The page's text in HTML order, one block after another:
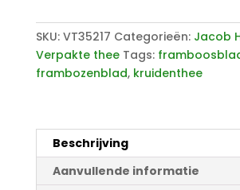
SKU: VT35217 Categorieën: Jacob
Verpakte thee Tags:
frambozenblad, kruidenthee
Beschrijving
Aanvullende informatie